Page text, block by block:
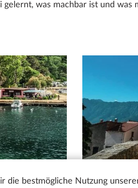
die bestmögliche Nutzung
was machbar ist und was